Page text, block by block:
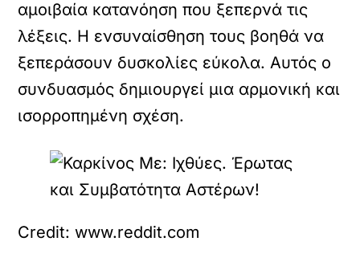
αμοιβαία κατανόηση που ξεπερνά τις
λέξεις. Η ενσυναίσθηση τους βοηθά να
ξεπεράσουν δυσκολίες εύκολα. Αυτός ο
συνδυασμός δημιουργεί μια αρμονική και
ισορροπημένη σχέση.
Credit: www.reddit.com